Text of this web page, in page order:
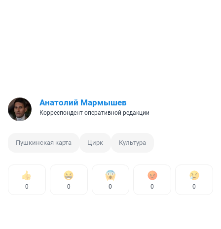
Анатолий Мармышев
Корреспондент оперативной редакции
Пушкинская карта Цирк Культура
0 0 0 0 0